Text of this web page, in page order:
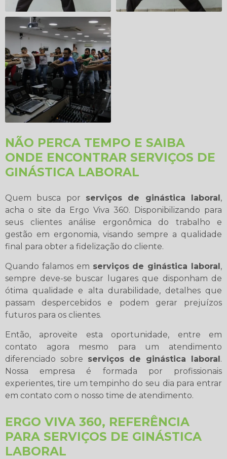
NÃO PERCA TEMPO E SAIBA
ONDE ENCONTRAR SERVIÇOS DE
GINÁSTICA LABORAL
Quem busca por serviços de ginástica laboral,
acha o site da Ergo Viva 360. Disponibilizando para
seus clientes análise ergonômica do trabalho e
gestão em ergonomia, visando sempre a qualidade
final para obter a fidelização do cliente.
Quando falamos em serviços de ginástica laboral,
sempre deve-se buscar lugares que disponham de
ótima qualidade e alta durabilidade, detalhes que
passam despercebidos e podem gerar prejuízos
futuros para os clientes.
Então, aproveite esta oportunidade, entre em
contato agora mesmo para um atendimento
diferenciado sobre serviços de ginástica laboral.
Nossa empresa é formada por profissionais
experientes, tire um tempinho do seu dia para entrar
em contato com o nosso time de atendimento.
ERGO VIVA 360, REFERÊNCIA
PARA SERVIÇOS DE GINÁSTICA
LABORAL